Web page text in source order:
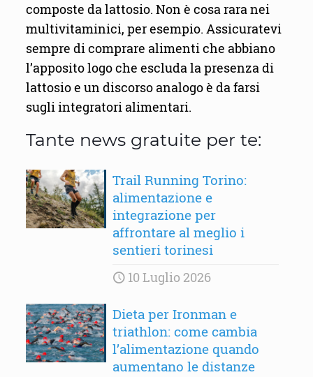
composte da lattosio. Non è cosa rara nei
multivitaminici, per esempio. Assicuratevi
sempre di comprare alimenti che abbiano
l’apposito logo che escluda la presenza di
lattosio e un discorso analogo è da farsi
sugli integratori alimentari.
Tante news gratuite per te:
Trail Running Torino:
alimentazione e
integrazione per
affrontare al meglio i
sentieri torinesi
10 Luglio 2026
Dieta per Ironman e
triathlon: come cambia
l’alimentazione quando
aumentano le distanze